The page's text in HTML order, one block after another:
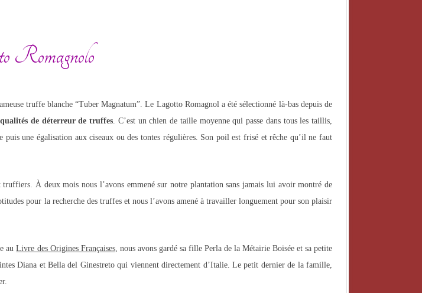
Romagnolo
truffe blanche “Tuber Magnatum”. Le Lagotto Romagnol a été sélectionné là-bas depuis de
qualités de déterreur de truffes . C’est un chien de taille moyenne qui passe dans tous les taillis,
une égalisation aux ciseaux ou des tontes régulières. Son poil est frisé et rêche qu’il ne faut
À deux mois nous l’avons emmené sur notre plantation sans jamais lui avoir montré de
pour la recherche des truffes et nous l’avons amené à travailler longuement pour son plaisir
auLivre des Origines Françaises, nous avons gardé sa fille Perla de la Métairie Boisée et sa petite
Diana et Bella del Ginestreto qui viennent directement d’Italie. Le petit dernier de la famille,